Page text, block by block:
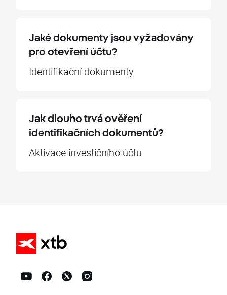
Jaké dokumenty jsou vyžadovány
pro otevření účtu?
Identifikační dokumenty
Jak dlouho trvá ověření
identifikačních dokumentů?
Aktivace investičního účtu